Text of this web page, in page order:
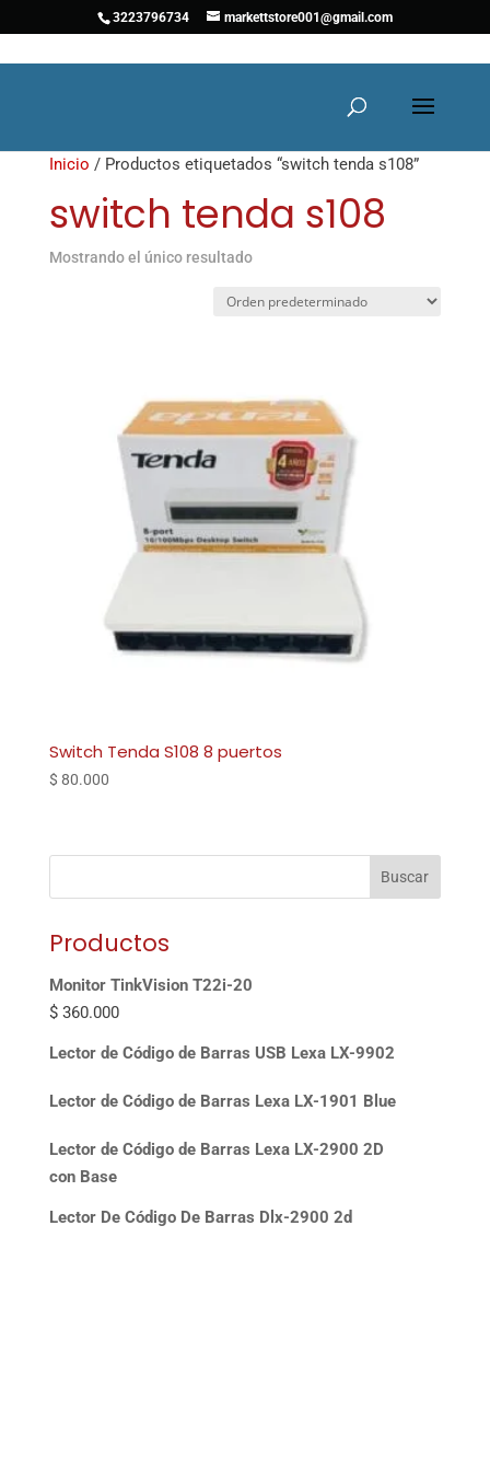
3223796734 markettstore001@gmail.com
Inicio / Productos etiquetados “switch tenda s108”
switch tenda s108
Mostrando el único resultado
Switch Tenda S108 8 puertos
$ 80.000
Buscar
Productos
Monitor TinkVision T22i-20
$360.000
Lector de Código de Barras USB Lexa LX-9902
Lector de Código de Barras Lexa LX-1901 Blue
Lector de Código de Barras Lexa LX-2900 2D
con Base
Lector De Código De Barras Dlx-2900 2d